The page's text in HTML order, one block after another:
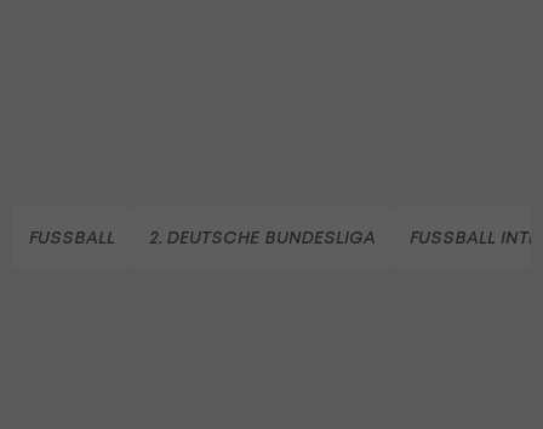
FUSSBALL 2. DEUTSCHE BUNDESLIGA FUSSBALL